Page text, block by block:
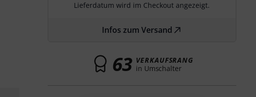
Lieferdatum wird im Checkout angezeigt.
Infos zum Versand
63 VERKAUFSRANG
in Umschalter